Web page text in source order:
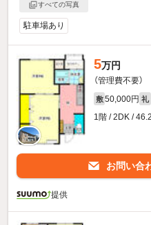
すべての写真
駐車場あり
5万円
（管理費不要）
敷 50,000円 礼
1階 / 2DK /
お問い合
提供